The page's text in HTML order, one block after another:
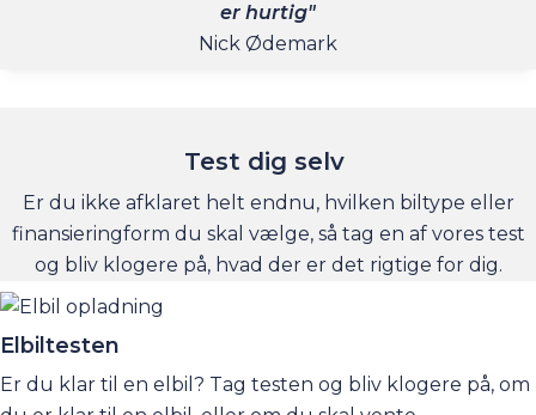
er hurtig"
Nick Ødemark
Test dig selv
Er du ikke afklaret helt endnu, hvilken biltype eller
finansieringform du skal vælge, så tag en af vores test
og bliv klogere på, hvad der er det rigtige for dig.
Elbiltesten
Er du klar til en elbil? Tag testen og bliv klogere på, om